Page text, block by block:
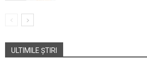
ULTIMILE ȘTIRI